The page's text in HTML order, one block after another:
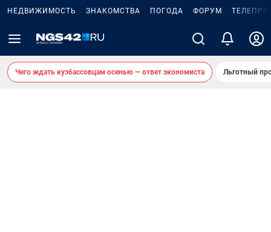
НЕДВИЖИМОСТЬ ЗНАКОМСТВА ПОГОДА ФОРУМ
Чего ждать кузбассовцам осенью — ответ экономиста Льготный